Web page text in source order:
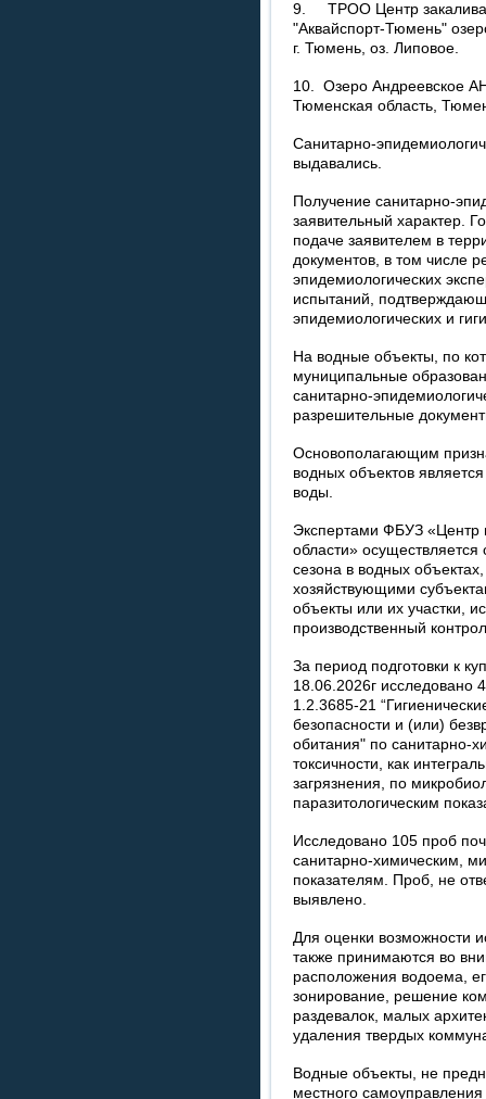
9. ТРОО Центр
"Аквайспорт-Тюмень"
г. Тюмень, оз. Липовое.
10. Озеро Андреевское
Тюменская область,
Санитарно-
выдавались.
Получение санитарно-
заявительный характер.
подаче заявителем в
документов, в том числе
эпидемиологических
испытаний,
эпидемиологических и
На водные объекты, по
муниципальные
санитарно-
разрешительные
Основополагающим
водных объектов
воды.
Экспертами ФБУЗ «Центр
области»
сезона в водных
хозяйствующими
объекты или их участки,
производственный
За период подготовки к
18.06.2026г исследовано
1.2.3685-21
безопасности и (или)
обитания" по санитарно-
токсичности, как
загрязнения, по
паразитологическим
Исследовано 105 проб
санитарно-химическим,
показателям. Проб, не
выявлено.
Для оценки возможности
также принимаются во
расположения водоема,
зонирование, решение
раздевалок, малых
удаления твердых
Водные объекты, не
местного